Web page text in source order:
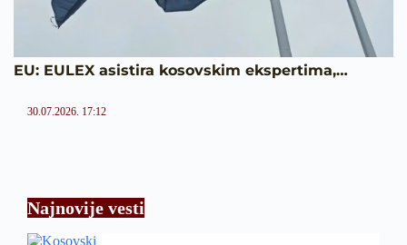
EU: EULEX asistira kosovskim ekspertima,…
30.07.2026. 17:12
Najnovije vesti